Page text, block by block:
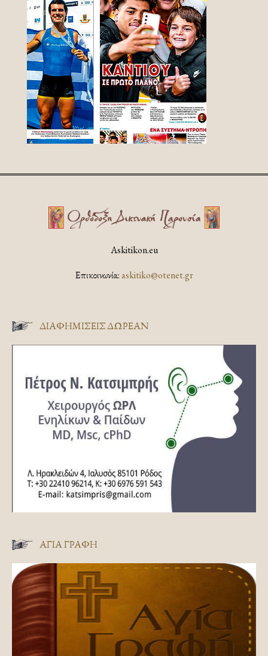
Askitikon.eu
Επικοινωνία:askitiko@otenet.gr
ΔΙΑΦΗΜΊΣΕΙΣ ΔΩΡΕΆΝ
ΑΓΊΑ ΓΡΑΦΉ